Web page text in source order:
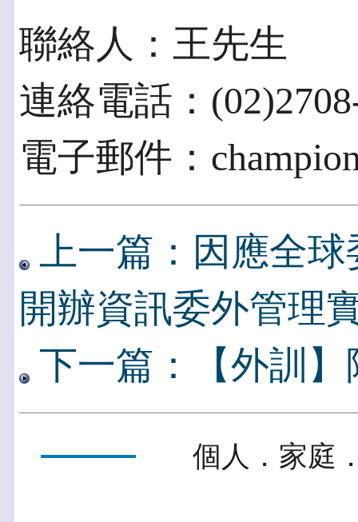
聯絡人：王先生
連絡電話：
電子郵件：
上一篇：因應全
開辦資訊委外管理
下一篇：【外訓
個人．家庭